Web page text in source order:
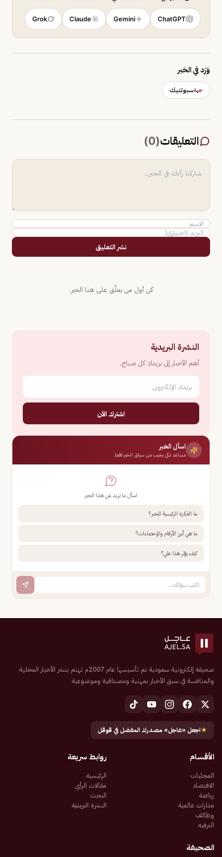
ChatGPT
Gemini
Claude
Grok
وَرَد في الخبر
جهةسبوتنيك
التعليقات(
0
)
نشر التعليق
كن أول من يعلّق على هذا الخبر.
النشرة البريدية
أهم الأخبار إلى بريدك كل صباح.
اشترك الآن
اسأل الخبر
مساعد ذكي يجيب من سياق الخبر فقط
اسأل ما تريد عن هذا الخبر
ما الفكرة الرئيسية للخبر؟
ما هي أبرز الأرقام والإحصاءات؟
كيف يؤثر هذا علي؟
صحيفة إلكترونية سعودية تم تأسيسها عام 2007م تهتم بنشر الأخبار المحلية
والمنافسة في سبق الأخبار بمهنية ومصداقية وموضوعية
★اجعل «عاجل» مصدرك المفضل في قوقل
الأقسام
المحليات
الاقتصاد
رياضة
مدارات عالمية
وظائف
الترفيه
روابط سريعة
الرئيسية
مقالات الرأي
البحث
النشرة البريدية
الصحيفة